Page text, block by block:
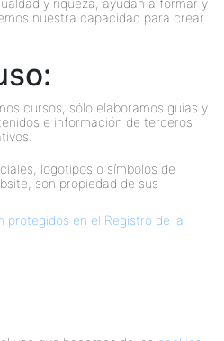
nuestra capacidad para crear
cursos, sólo elaboramos guías y
e información de terceros
logotipos o símbolos de
son propiedad de sus
protegidos en el Registro de la